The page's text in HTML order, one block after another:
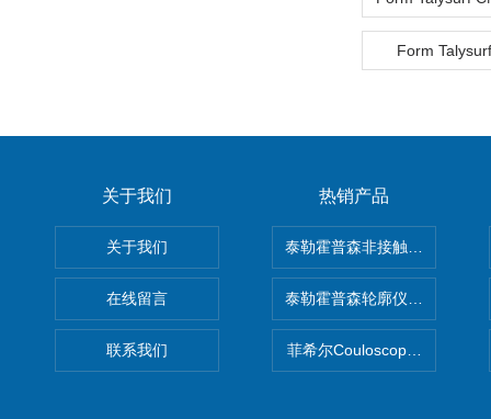
Form
关于我们
关于我们
在线留言
联系我们
热销产品
泰勒霍普森非接触式轮廓仪
泰勒霍普森轮廓仪|TAYLOR
菲希尔Couloscope CMS2电